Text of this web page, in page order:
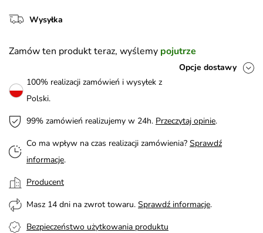
Wysyłka
Zamów ten produkt teraz, wyślemy pojutrze
Opcje dostawy
100% realizacji zamówień i wysyłek z
Polski.
99% zamówień realizujemy w 24h. Przeczytaj opinie.
Co ma wpływ na czas realizacji zamówienia? Sprawdź
informacje.
Producent
Masz 14 dni na zwrot towaru. Sprawdź informacje.
Bezpieczeństwo użytkowania produktu